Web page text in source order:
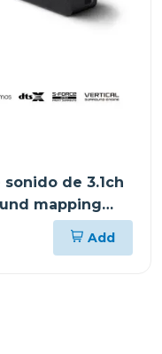
sonido de 3.1ch
mapping
Add